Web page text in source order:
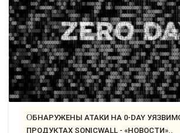
ОБНАРУЖЕНЫ АТАКИ НА 0-DAY УЯЗВИМОСТЬ В
ПРОДУКТАХ SONICWALL - «НОВОСТИ»..